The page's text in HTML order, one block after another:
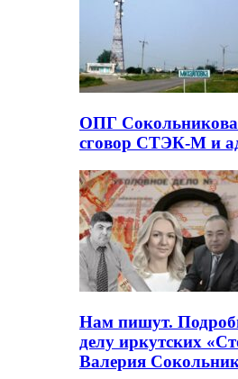
ОПГ
сговор СТЭК-М и
Нам пишут.
делу иркутских
Валерия